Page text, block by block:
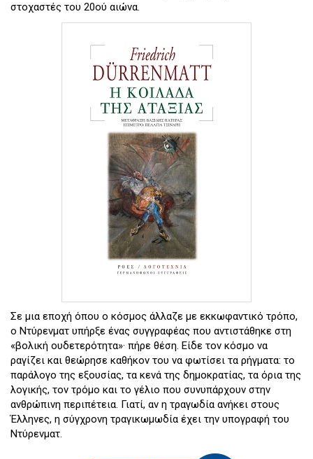
στοχαστές του 20ού αιώνα.
Σε μια εποχή όπου ο κόσμος άλλαζε με εκκωφαντικό τρόπο,
ο Ντύρενματ υπήρξε ένας συγγραφέας που αντιστάθηκε στη
«βολική ουδετερότητα»· πήρε θέση. Είδε τον κόσμο να
ραγίζει και θεώρησε καθήκον του να φωτίσει τα ρήγματα: το
παράλογο της εξουσίας, τα κενά της δημοκρατίας, τα όρια της
λογικής, τον τρόμο και το γέλιο που συνυπάρχουν στην
ανθρώπινη περιπέτεια. Γιατί, αν η τραγωδία ανήκει στους
Έλληνες, η σύγχρονη τραγικωμωδία έχει την υπογραφή του
Ντύρενματ.